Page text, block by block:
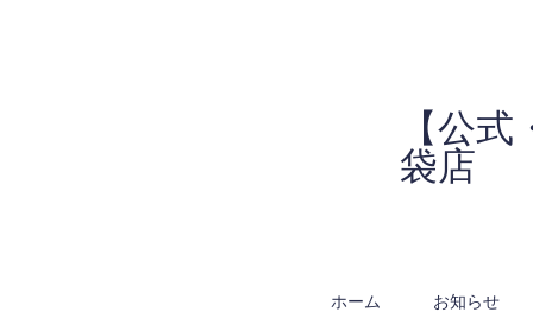
【公
袋店
ホーム お知らせ